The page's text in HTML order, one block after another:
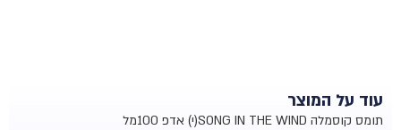
עוד על המוצר
תומס קוסמלה SONG IN THE WIND(י) אדפ 100מל